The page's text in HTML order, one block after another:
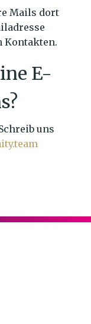
Mails dort
Kontakten.
E-
uns